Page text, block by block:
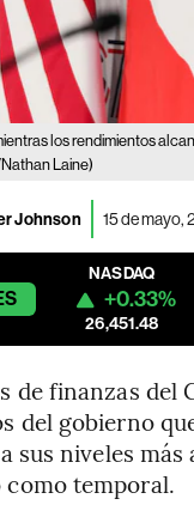
los rendimientos
Laine)
Johnson 15 de mayo,
NASDAQ
+0.33%
26,451.48
de finanzas del
del gobierno
sus niveles
temporal.